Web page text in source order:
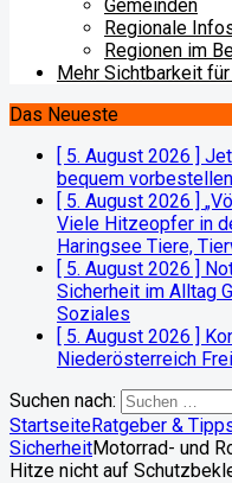
Gemeinden
Regionale
Regionen im
Mehr Sichtbarkeit
Das Neueste
[ 5. August 2026 ]
bequem vorbestellen
[ 5. August 2026 ]
Viele Hitzeopfer in
Haringsee Tiere,
[ 5. August 2026 ]
Sicherheit im Alltag
Soziales
[ 5. August 2026 ]
Niederösterreich
Suchen nach:
StartseiteRatgeber &
SicherheitMotorrad- und
Hitze nicht auf